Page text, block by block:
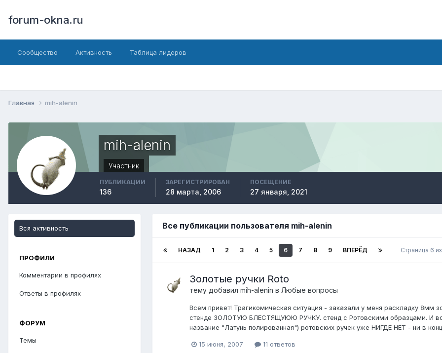
forum-okna.ru
Сообщество Активность Таблица лидеров
Главная mih-alenin
mih-alenin
Участник
ПУБЛИКАЦИИ
136
ЗАРЕГИСТРИРОВАН
28 марта, 2006
ПОСЕЩЕНИЕ
27 января, 2021
Вся активность
ПРОФИЛИ
Комментарии в профилях
Ответы в профилях
ФОРУМ
Темы
Все публикации пользователя mih-alenin
НАЗАД 1 2 3 4 5 6 7 8 9 ВПЕРЁД Страница 6
Золотые ручки Roto
тему добавил mih-alenin в Любые вопросы
Всем привет! Трагикомическая ситуация - заказали у меня раскладку 8мм
стенде ЗОЛОТУЮ БЛЕСТЯЩУЮЮ РУЧКУ. стенд с Ротовскими образцами. И
название "Латунь полированная") ротовских ручек уже НИГДЕ НЕТ - ни в
15 июня, 2007 11 ответов